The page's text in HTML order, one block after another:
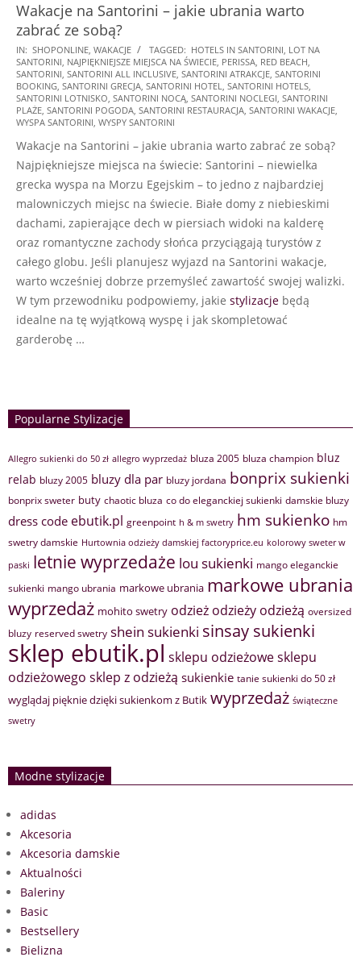
Wakacje na Santorini – jakie ubrania warto
zabrać ze sobą?
2026-
02-
07
IN: SHOPONLINE, WAKACJE TAGGED: HOTELS IN SANTORINI, LOT NA
SANTORINI, NAJPIĘKNIEJSZE MIEJSCA NA ŚWIECIE, PERISSA, RED BEACH,
SANTORINI, SANTORINI ALL INCLUSIVE, SANTORINI ATRAKCJE, SANTORINI
BOOKING, SANTORINI GRECJA, SANTORINI HOTEL, SANTORINI HOTELS,
SANTORINI LOTNISKO, SANTORINI NOCĄ, SANTORINI NOCLEGI, SANTORINI
PLAŻE, SANTORINI POGODA, SANTORINI RESTAURACJA, SANTORINI WAKACJE,
WYSPA SANTORINI, WYSPY SANTORINI
Wakacje na Santorini – jakie ubrania warto zabrać ze sobą?
Najpiękniejsze miejsca na świecie: Santorini – niewielka
grecka wyspa na Morzu Egejskim – to jedno z najbardziej
malowniczych miejsc na świecie. Białe domy z niebieskimi
dachami, zapierające dech w piersiach widoki na kalderę
oraz romantyczne zachody słońca przyciągają turystów z
całego globu. Jeśli planujesz wyjazd na Santorini wakacje,
warto wcześniej dobrze przemyśleć zawartość swojej walizki.
W tym przewodniku podpowiemy, jakie stylizacje będą
idealne na tę wyjątkową wyspę i jak skompletować
garderobę …
Popularne Stylizacje
Allegro sukienki do 50 zł allegro wyprzedaż bluza 2005 bluza champion bluz
relab bluzy 2005 bluzy dla par bluzy jordana bonprix sukienki
bonprix sweter buty chaotic bluza co do eleganckiej sukienki damskie bluzy
dress code ebutik.pl greenpoint h & m swetry hm sukienko hm
swetry damskie Hurtownia odzieży damskiej factoryprice.eu kolorowy sweter w
paski letnie wyprzedaże lou sukienki mango eleganckie
sukienki mango ubrania markowe ubrania markowe ubrania
wyprzedaż mohito swetry odzież odzieży odzieżą oversized
bluzy reserved swetry shein sukienki sinsay sukienki
sklep ebutik.pl sklepu odzieżowesklepu
odzieżowego sklep z odzieżą sukienkie tanie sukienki do 50 zł
wyglądaj pięknie dzięki sukienkom z Butik wyprzedaż świąteczne
swetry
Modne stylizacje
adidas
Akcesoria
Akcesoria damskie
Aktualności
Baleriny
Basic
Bestsellery
Bielizna